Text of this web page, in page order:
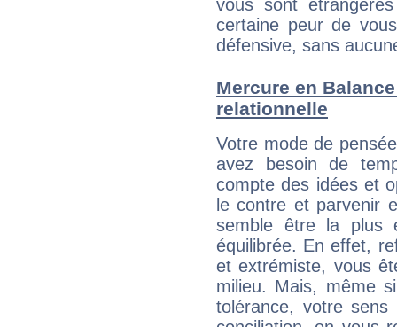
vous sont
certaine peur de
défensive, sans
Mercure en
relationnelle
Votre mode de
avez besoin de
compte des idées et
le contre et parvenir
semble être la plus
équilibrée. En effet,
et extrémiste, vous
milieu. Mais, même
tolérance, votre